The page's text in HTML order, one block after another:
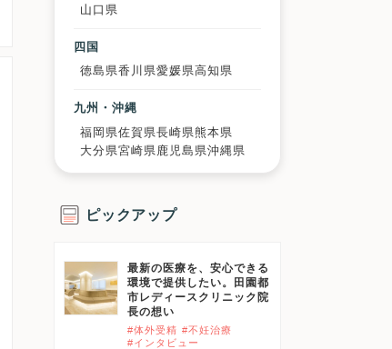
山口県
四国
徳島県香川県愛媛県高知県
九州・沖縄
福岡県佐賀県長崎県 熊本県
大分県宮崎県 鹿児島県沖縄県
ピックアップ
最新の医療を、安心できる
環境で提供したい。田園都
市レディースクリニック院
長の想い
#体外受精 #不妊治療
#インタビュー